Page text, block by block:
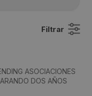
Filtrar
ASOCIACIONES
DOS AÑOS